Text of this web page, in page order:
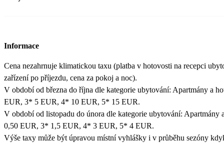
Informace
Cena nezahrnuje klimatickou taxu (platba v hotovosti na recepci
zařízení po příjezdu, cena za pokoj a noc).
V období od března do října dle kategorie ubytování: Apartmány a
EUR, 3* 5 EUR, 4* 10 EUR, 5* 15 EUR.
V období od listopadu do února dle kategorie ubytování: Apartmány
0,50 EUR, 3* 1,5 EUR, 4* 3 EUR, 5* 4 EUR.
Výše taxy může být úpravou místní vyhlášky i v průběhu sezóny